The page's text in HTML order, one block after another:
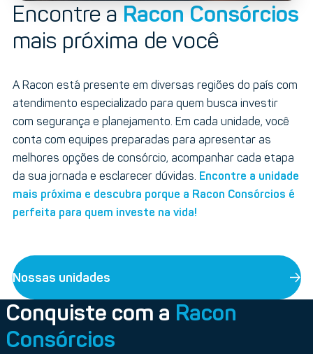
Encontre a Racon Consórcios
mais próxima de você
A Racon está presente em diversas regiões do país com
atendimento especializado para quem busca investir
com segurança e planejamento. Em cada unidade, você
conta com equipes preparadas para apresentar as
melhores opções de consórcio, acompanhar cada etapa
da sua jornada e esclarecer dúvidas. Encontre a unidade
mais próxima e descubra porque a Racon Consórcios é
perfeita para quem investe na vida!
Nossas unidades
Conquiste com a Racon
Consórcios